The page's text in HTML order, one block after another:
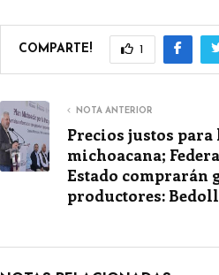
COMPARTE! 1
NOTA ANTERIOR
Precios justos para
michoacana;
Estado comprarán
productores: